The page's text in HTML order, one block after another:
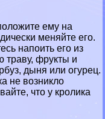
ему на
меняйте его.
напоить его из
траву, фрукты и
дыня или огурец.
не возникло
что у кролика